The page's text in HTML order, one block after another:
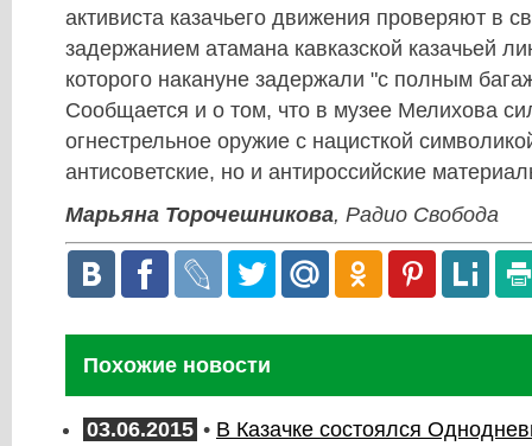
активиста казачьего движения проверяют в
задержанием атамана кавказской казачьей
которого накануне задержали "с полным
Сообщается и о том, что в музее Мелихова
огнестрельное оружие с нацисткой
антисоветские, но и антироссийские
Марьяна Торочешникова, Радио Свобода
Похожие новости
03.06.2015 • В Казачке состоялся